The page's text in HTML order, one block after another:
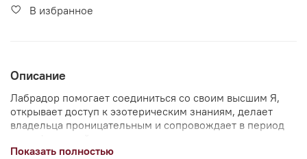
В избранное
Описание
Лабрадор помогает соединиться со своим высшим Я,
открывает доступ к эзотерическим знаниям, делает
владельца проницательным и сопровождает в период
Показать полностью